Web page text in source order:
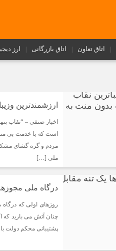
اتاق تعاون اتاق بازرگانی ارز
ارزشمندترین
اخبار صنفی – “نقاب
است که با خدمت بی
مردم و گره گشای
ملی […]
درگاه ملی
روزهای اولی که
چنان آتش می بارید
پشتیبانی محکم دولت